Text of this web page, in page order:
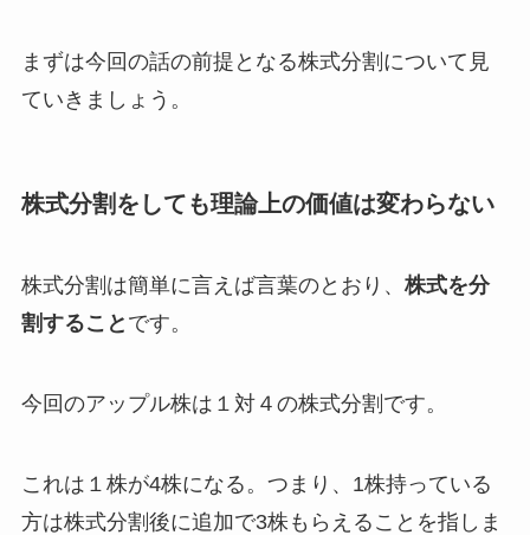
まずは今回の話の前提となる株式分割について見
ていきましょう。
株式分割をしても理論上の価値は変わらない
株式分割は簡単に言えば言葉のとおり、 株式を分
割すること です。
今回のアップル株は１対４の株式分割です。
これは１株が4株になる。つまり、1株持っている
方は株式分割後に追加で3株もらえることを指しま